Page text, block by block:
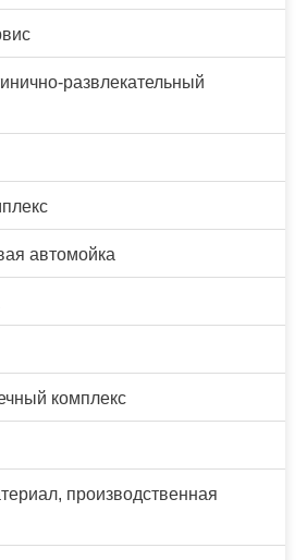
развлекательный
автомойка
комплекс
производственная